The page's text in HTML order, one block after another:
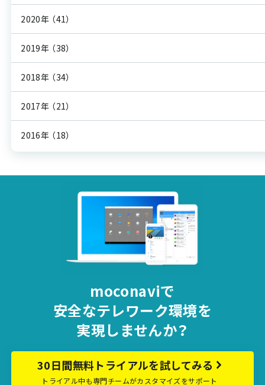
2020年 （41）
2019年 （38）
2018年 （34）
2017年 （21）
2016年 （18）
moconaviで
安全なテレワーク環境を
実現しませんか？
30日間無料トライアルを試してみる
トライアル中も専門チームがカスタマイズをサポート